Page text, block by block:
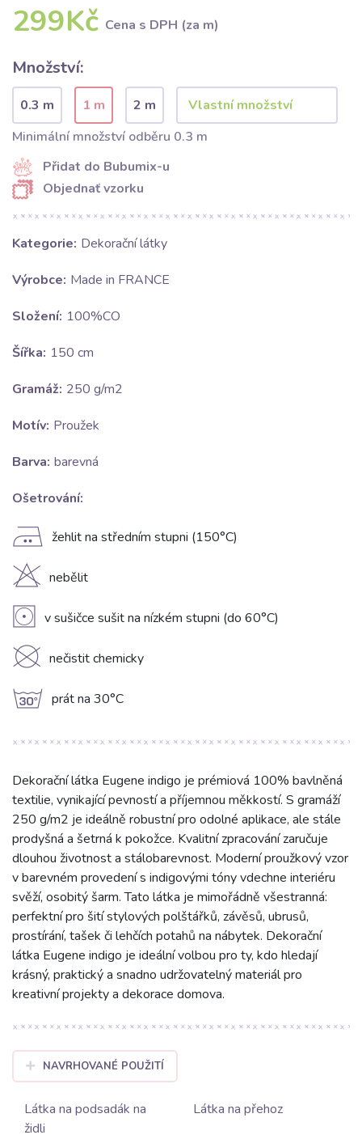
299Kč Cena s DPH (za m)
Množství:
0.3 m 1 m
2 m
Minimální množství odběru 0.3 m
Přidat do Bubumix-u
Objednať vzorku
Kategorie: Dekorační látky
Výrobce: Made in FRANCE
Složení: 100%CO
Šířka: 150 cm
Gramáž: 250 g/m2
Motív: Proužek
Barva: barevná
Ošetrování:
E žehlit na středním stupni (150°C)
H nebělit
V v sušičce sušit na nízkém stupni (do 60°C)
K nečistit chemicky
g prát na 30°C
Dekorační látka Eugene indigo je prémiová 100% bavlněná
textilie, vynikající pevností a příjemnou měkkostí. S gramáží
250 g/m2 je ideálně robustní pro odolné aplikace, ale stále
prodyšná a šetrná k pokožce. Kvalitní zpracování zaručuje
dlouhou životnost a stálobarevnost. Moderní proužkový vzor
v barevném provedení s indigovými tóny vdechne interiéru
svěží, osobitý šarm. Tato látka je mimořádně všestranná:
perfektní pro šití stylových polštářků, závěsů, ubrusů,
prostírání, tašek či lehčích potahů na nábytek. Dekorační
látka Eugene indigo je ideální volbou pro ty, kdo hledají
krásný, praktický a snadno udržovatelný materiál pro
kreativní projekty a dekorace domova.
NAVRHOVANÉ POUŽITÍ
Látka na podsadák na
židli
Látka na přehoz